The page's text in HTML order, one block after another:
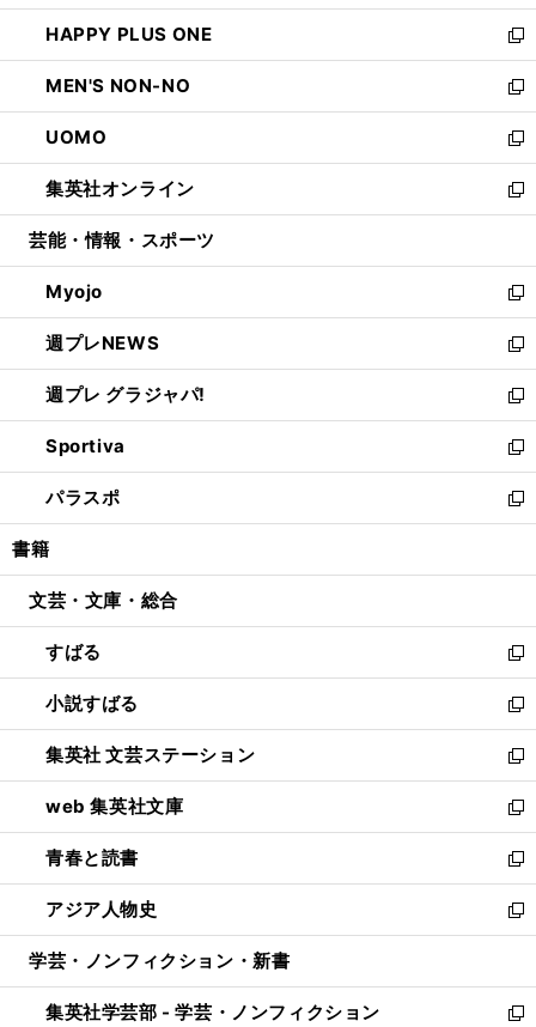
開
く
ウ
で
開
く
ン
ド
ウ
で
開
く
ウ
ィ
ン
ド
ウ
で
開
く
し
い
ウ
ィ
ン
ド
ウ
で
開
HAPPY PLUS ONE
新
し
い
ウ
ィ
ン
ド
ウ
開
く
MEN'S NON-NO
新
し
い
ウ
ィ
ン
ウ
で
開
く
UOMO
新
し
い
ウ
ン
ド
ウ
で
開
く
集英社オンライン
新
し
ウ
ィ
ン
ド
ウ
で
開
く
芸能・情報・スポーツ
Myojo
新
し
い
ウ
ィ
ン
ド
ウ
で
開
週プレNEWS
新
し
い
ウ
ィ
ン
ド
ウ
開
週プレ グラジャパ!
新
し
い
ウ
ィ
ン
ウ
開
く
Sportiva
新
し
い
ウ
ン
ウ
で
開
く
パラスポ
新
し
ウ
ン
ド
ウ
で
開
く
書籍
文芸・文庫・総合
すばる
新
し
い
ウ
ィ
ン
ド
ウ
で
開
く
小説すばる
新
し
い
ウ
ィ
ン
ド
ウ
で
開
集英社 文芸ステーション
新
し
い
ウ
ィ
ン
ド
ウ
開
く
web 集英社文庫
新
し
い
ウ
ィ
ン
ウ
で
青春と読書
新
し
い
ウ
ン
ド
アジア人物史
新
し
ウ
ィ
学芸・ノンフィクション・新書
集英社学芸部 - 学芸・ノンフィクション
新